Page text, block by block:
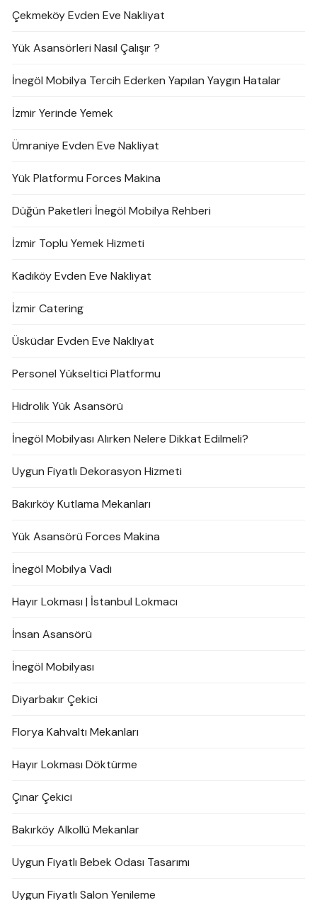
Çekmeköy Evden Eve Nakliyat
Yük Asansörleri Nasıl Çalışır ?
İnegöl Mobilya Tercih Ederken Yapılan Yaygın Hatalar
İzmir Yerinde Yemek
Ümraniye Evden Eve Nakliyat
Yük Platformu Forces Makina
Düğün Paketleri İnegöl Mobilya Rehberi
İzmir Toplu Yemek Hizmeti
Kadıköy Evden Eve Nakliyat
İzmir Catering
Üsküdar Evden Eve Nakliyat
Personel Yükseltici Platformu
Hidrolik Yük Asansörü
İnegöl Mobilyası Alırken Nelere Dikkat Edilmeli?
Uygun Fiyatlı Dekorasyon Hizmeti
Bakırköy Kutlama Mekanları
Yük Asansörü Forces Makina
İnegöl Mobilya Vadi
Hayır Lokması | İstanbul Lokmacı
İnsan Asansörü
İnegöl Mobilyası
Diyarbakır Çekici
Florya Kahvaltı Mekanları
Hayır Lokması Döktürme
Çınar Çekici
Bakırköy Alkollü Mekanlar
Uygun Fiyatlı Bebek Odası Tasarımı
Uygun Fiyatlı Salon Yenileme